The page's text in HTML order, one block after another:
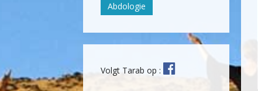
Abdologie
Volgt Tarab op :